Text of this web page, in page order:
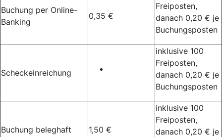
Buchung per Online-
Banking
0,35 €
Freiposten,
danach 0,20 € je
Buchungsposten
Scheckeinreichung
inklusive 100
Freiposten,
danach 0,20 € je
Buchungsposten
Buchung beleghaft 1,50 €
inklusive 100
Freiposten,
danach 0,20 € je